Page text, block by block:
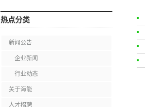
热点分类
新闻公告
企业新闻
行业动态
关于海能
人才招聘